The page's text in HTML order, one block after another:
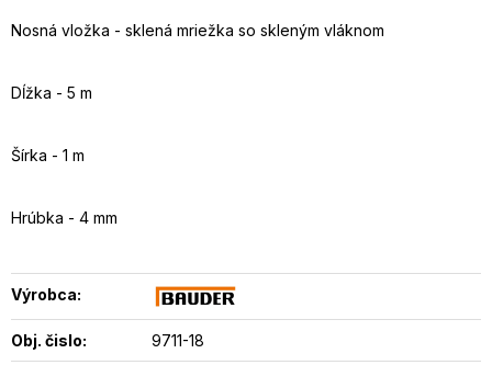
Nosná vložka - sklená mriežka so skleným vláknom
Dĺžka - 5 m
Šírka - 1 m
Hrúbka - 4 mm
Výrobca:
Obj. čislo: 9711-18